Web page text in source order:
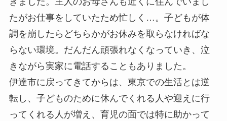
たがお仕事をしていたため忙しく…。子どもが体
調を崩したらどちらかがお休みを取らなければな
らない環境。だんだん頑張れなくなっていき、泣
きながら実家に電話することもありました。
伊達市に戻ってきてからは、東京での生活とは逆
転し、子どものために休んでくれる人や迎えに行
ってくれる人が増え、育児の面では特に助かって